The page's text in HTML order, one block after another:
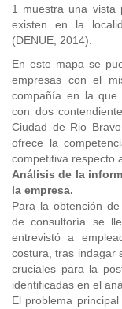
1 muestra una vista
existen en la
(DENUE, 2014).
En este mapa se
empresas con el
compañía en la que
con dos
Ciudad de Rio
ofrece la
competitiva respecto
Análisis de la
la empresa.
Para la obtención
de consultoría se
entrevistó a
costura, tras indagar
cruciales para la
identificadas en el
El problema